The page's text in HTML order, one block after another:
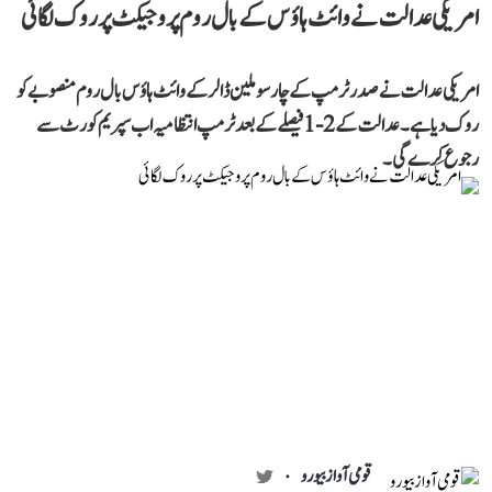
امریکی عدالت نے وائٹ ہاؤس کے بال روم پروجیکٹ پر روک لگائی
امریکی عدالت نے صدر ٹرمپ کے چار سو ملین ڈالر کے وائٹ ہاؤس بال روم منصوبے کو
روک دیا ہے۔ عدالت کے 2-1 فیصلے کے بعد ٹرمپ انتظامیہ اب سپریم کورٹ سے
رجوع کرے گی۔
قومی آواز بیورو